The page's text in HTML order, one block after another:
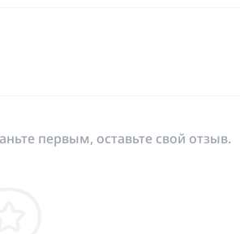
первым, оставьте свой отзыв.